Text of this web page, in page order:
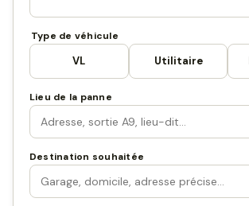
Type de véhicule
VL Utilitaire
Lieu de la panne
Destination souhaitée